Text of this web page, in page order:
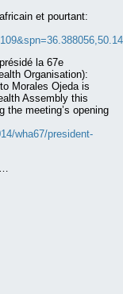
et pourtant:
la 67e
Organisation):
Morales Ojeda is
Assembly this
the meeting’s opening
wha67/president-